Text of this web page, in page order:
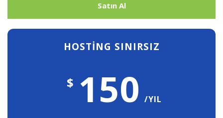
Satın Al
HOSTİNG SINIRSIZ
$
150/YIL